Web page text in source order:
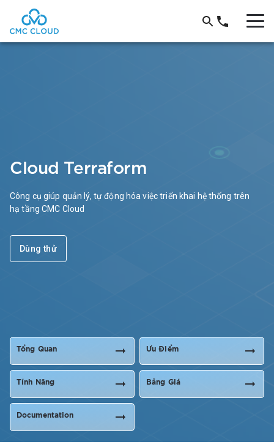
Cloud Terraform
Công cụ giúp quản lý, tự động hóa việc triển khai hệ thống trên
hạ tầng CMC Cloud
Dùng thử
Tổng Quan Ưu Điểm
Tính Năng Bảng Giá
Documentation